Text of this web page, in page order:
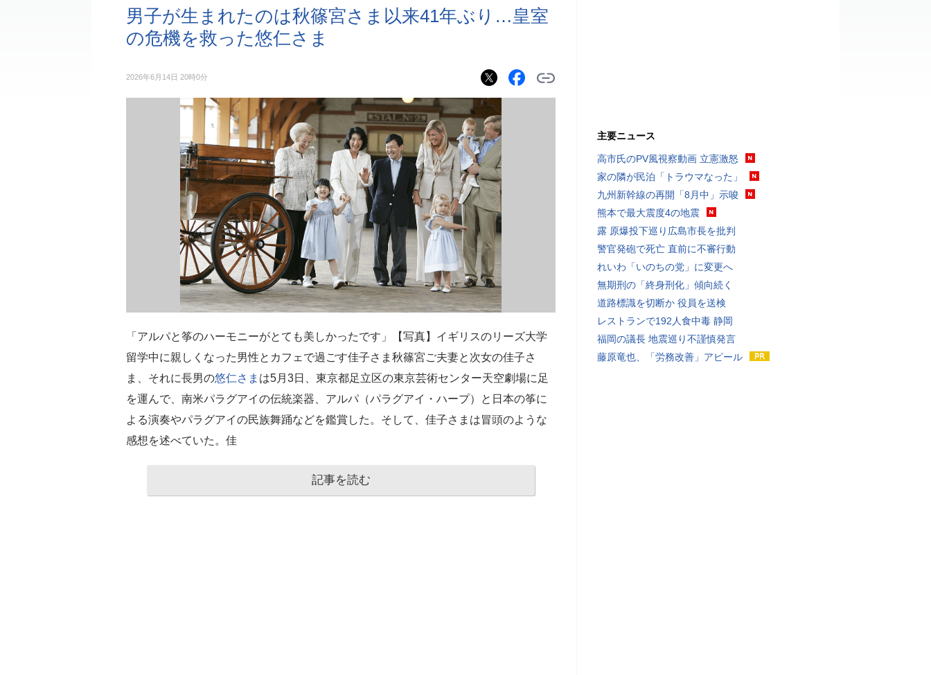
男子が生まれたのは秋篠宮さま以来41年ぶり…皇室
の危機を救った悠仁さま
2026年6月14日 20時0分
「アルパと筝のハーモニーがとても美しかったです」【写真】イギリスのリーズ大学
留学中に親しくなった男性とカフェで過ごす佳子さま秋篠宮ご夫妻と次女の佳子さ
ま、それに長男の悠仁さま は5月3日、東京都足立区の東京芸術センター天空劇場に足
を運んで、南米パラグアイの伝統楽器、アルパ（パラグアイ・ハープ）と日本の筝に
よる演奏やパラグアイの民族舞踊などを鑑賞した。そして、佳子さまは冒頭のような
感想を述べていた。佳
記事を読む
主要ニュース
高市氏のPV風視察動画 立憲激怒
家の隣が民泊「トラウマなった」
九州新幹線の再開「8月中」示唆
熊本で最大震度4の地震
露 原爆投下巡り広島市長を批判
警官発砲で死亡 直前に不審行動
れいわ「いのちの党」に変更へ
無期刑の「終身刑化」傾向続く
道路標識を切断か 役員を送検
レストランで192人食中毒 静岡
福岡の議長 地震巡り不謹慎発言
藤原竜也、「労務改善」アピール